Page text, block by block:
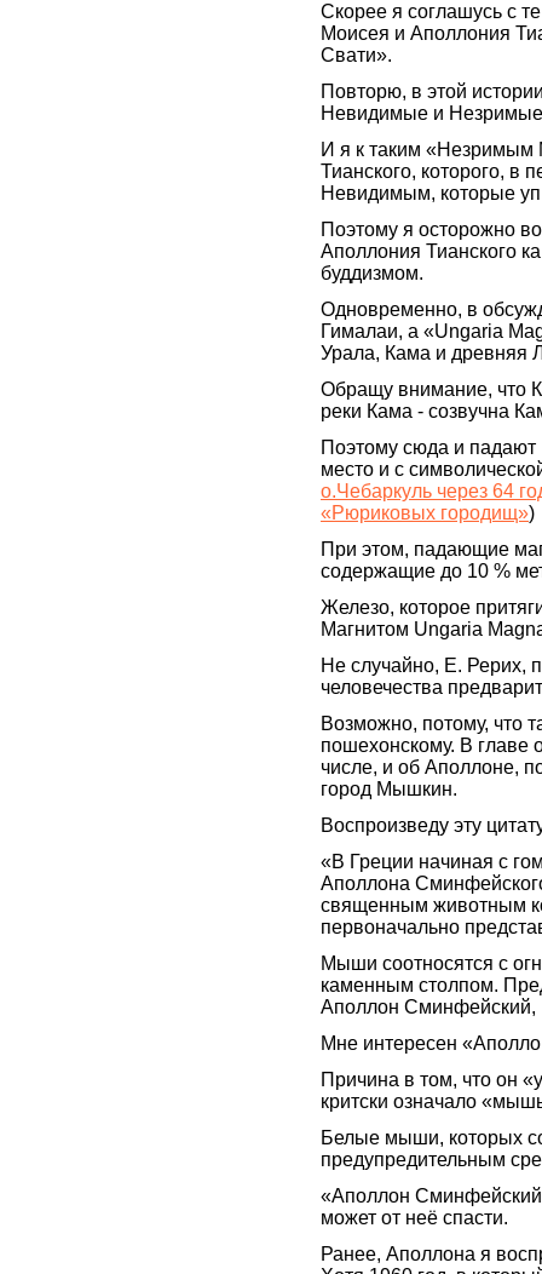
Скорее я соглашусь с
Моисея и Аполлония
Свати».
Повторю, в этой
Невидимые и
И я к таким «Незримым
Тианского, которого, в
Невидимым, которые
Поэтому я осторожно
Аполлония Тианского
буддизмом.
Одновременно, в
Гималаи, а «Ungaria
Урала, Кама и древняя
Обращу внимание, что
реки Кама - созвучна
Поэтому сюда и падают
место и с
о.Чебаркуль через 64
«Рюриковых городищ»)
При этом, падающие
содержащие до 10 %
Железо, которое
Магнитом Ungaria
Не случайно, Е. Рерих,
человечества
Возможно, потому, что
пошехонскому. В главе
числе, и об Аполлоне,
город Мышкин.
Воспроизведу эту
«В Греции начиная с
Аполлона
священным животным
первоначально
Мыши соотносятся с
каменным столпом.
Аполлон Сминфейский,
Мне интересен
Причина в том, что он
критски означало
Белые мыши, которых
предупредительным
«Аполлон
может от неё спасти.
Ранее, Аполлона я